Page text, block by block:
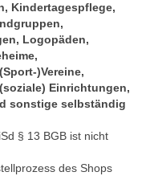
Kindertagespflege,
Logopäden,
)Vereine,
Einrichtungen,
sonstige selbständig
§ 13 BGB ist nicht
des Shops